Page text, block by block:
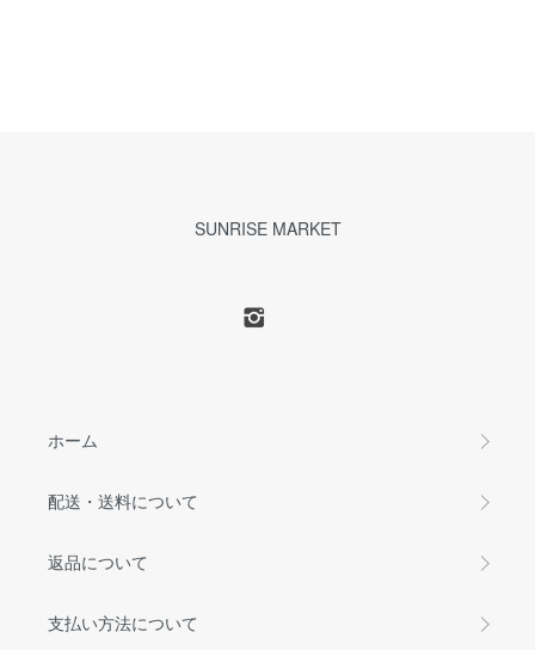
SUNRISE MARKET
ホーム
配送・送料について
返品について
支払い方法について